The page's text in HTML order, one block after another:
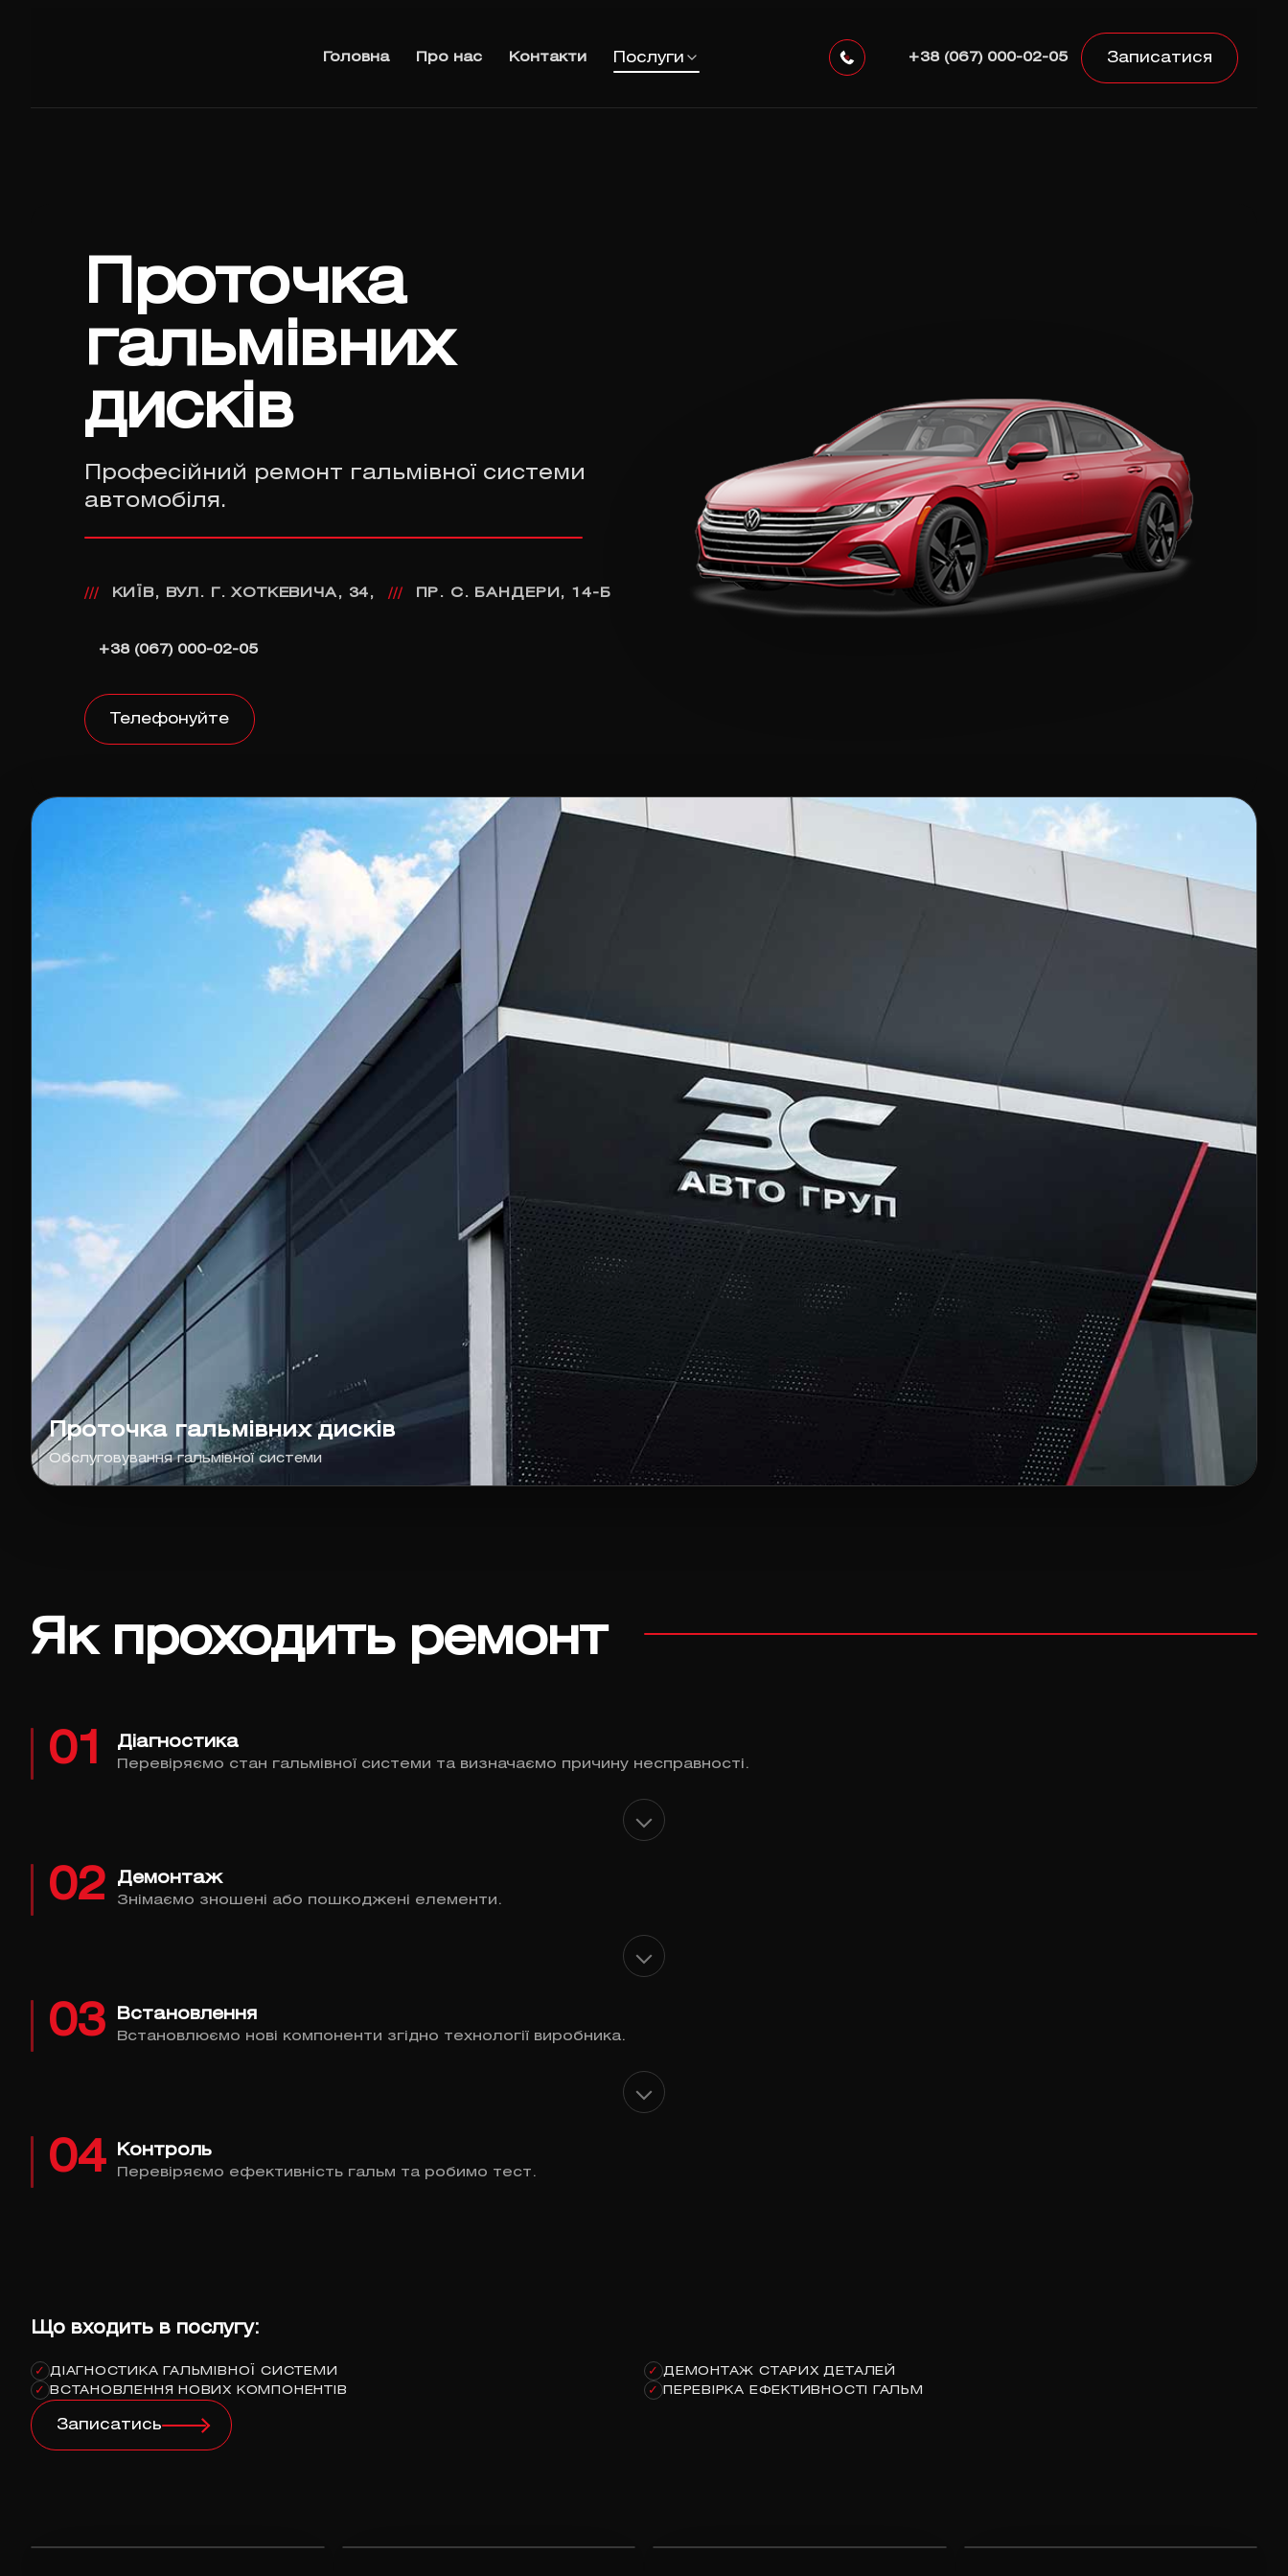
Головна Про нас Контакти Послуги +38 (067) 000-02-05 Записатися
Проточка
гальмівних
дисків
Професійний ремонт гальмівної системи
автомобіля.
/// КИЇВ, ВУЛ. Г. ХОТКЕВИЧА, 34, /// ПР. С. БАНДЕРИ, 14-Б
+38 (067) 000-02-05
Телефонуйте
Проточка гальмівних дисків
Обслуговування гальмівної системи
Як проходить ремонт
01 Діагностика
Перевіряємо стан гальмівної системи та визначаємо причину несправності.
02 Демонтаж
Знімаємо зношені або пошкоджені елементи.
03 Встановлення
Встановлюємо нові компоненти згідно технології виробника.
04 Контроль
Перевіряємо ефективність гальм та робимо тест.
Що входить в послугу:
✓ ДІАГНОСТИКА ГАЛЬМІВНОЇ СИСТЕМИ ✓
ДЕМОНТАЖ СТАРИХ ДЕТАЛЕЙ
✓
ВСТАНОВЛЕННЯ НОВИХ КОМПОНЕНТІВ ✓ ПЕРЕВІРКА ЕФЕКТИВНОСТІ ГАЛЬМ
Записатись